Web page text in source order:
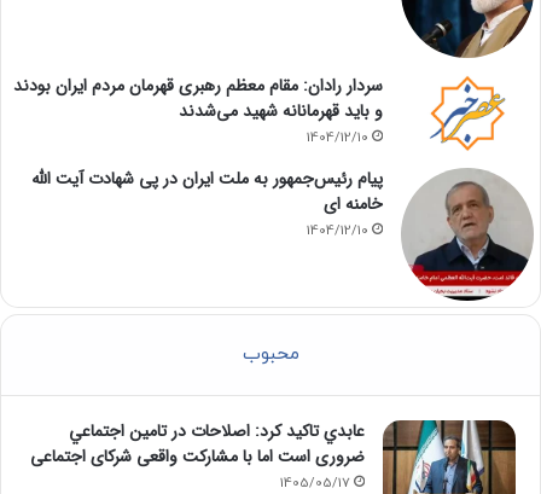
سردار رادان: مقام معظم رهبری قهرمان مردم ایران بودند
و باید قهرمانانه شهید می‌شدند
1404/12/10
پیام رئیس‌جمهور به ملت ایران در پی شهادت آیت الله
خامنه ای
1404/12/10
محبوب
عابدي تاكيد كرد: اصلاحات در تامين اجتماعي
ضروری است اما با مشارکت واقعی شرکای اجتماعی
1405/05/17